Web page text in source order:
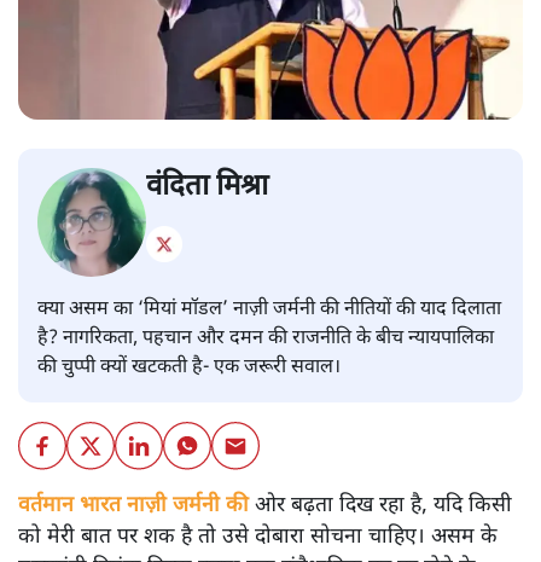
वंदिता मिश्रा
क्या असम का ‘मियां मॉडल’ नाज़ी जर्मनी की नीतियों की याद दिलाता
है? नागरिकता, पहचान और दमन की राजनीति के बीच न्यायपालिका
की चुप्पी क्यों खटकती है- एक जरूरी सवाल।
वर्तमान भारत नाज़ी जर्मनी कीओर बढ़ता दिख रहा है, यदि किसी
को मेरी बात पर शक है तो उसे दोबारा सोचना चाहिए। असम के